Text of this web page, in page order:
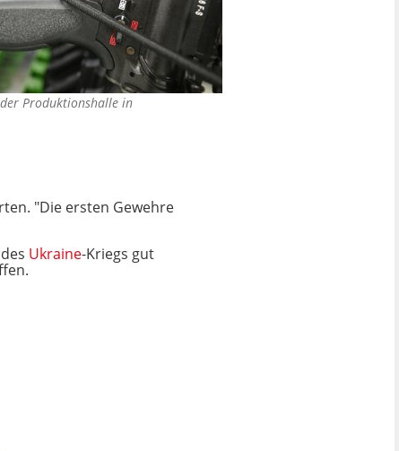
Produktionshalle in
"Die ersten Gewehre
Ukraine-Kriegs gut